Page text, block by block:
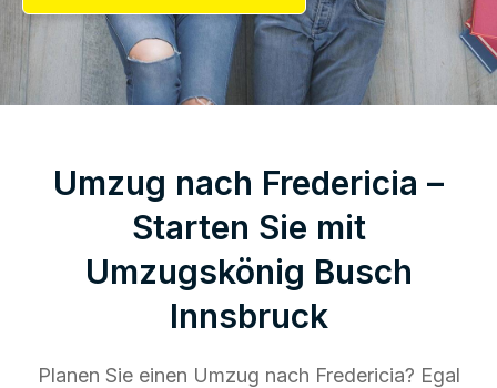
Umzug nach Fredericia –
Starten Sie mit
Umzugskönig Busch
Innsbruck
Planen Sie einen Umzug nach Fredericia? Egal